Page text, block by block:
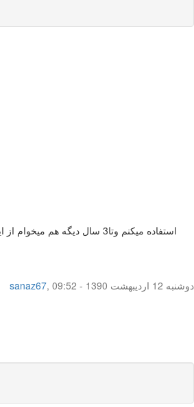
sanaz67,
دوشنبه 12 اردیبهشت 1390 - 09:52